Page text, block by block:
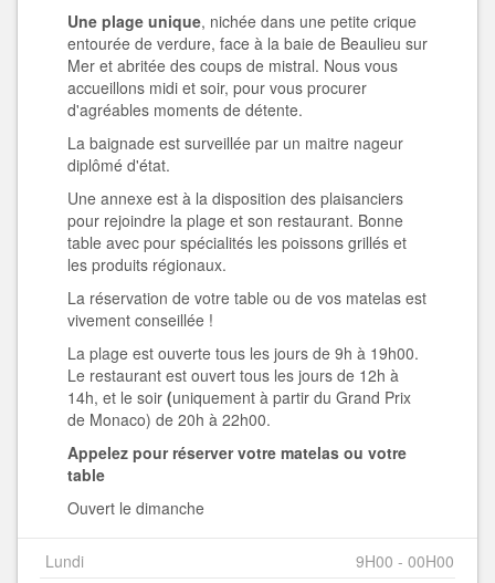
Une plage unique, nichée dans une petite crique
entourée de verdure, face à la baie de Beaulieu sur
Mer et abritée des coups de mistral. Nous vous
accueillons midi et soir, pour vous procurer
d'agréables moments de détente.
La baignade est surveillée par un maitre nageur
diplômé d'état.
Une annexe est à la disposition des plaisanciers
pour rejoindre la plage et son restaurant. Bonne
table avec pour spécialités les poissons grillés et
les produits régionaux.
La réservation de votre table ou de vos matelas est
vivement conseillée !
La plage est ouverte tous les jours de 9h à 19h00.
Le restaurant est ouvert tous les jours de 12h à
14h, et le soir (uniquement à partir du Grand Prix
de Monaco) de 20h à 22h00.
Appelez pour réserver votre matelas ou votre
table
Ouvert le dimanche
Lundi
9H00 - 00H00